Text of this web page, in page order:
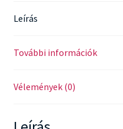
Leírás
További információk
Vélemények (0)